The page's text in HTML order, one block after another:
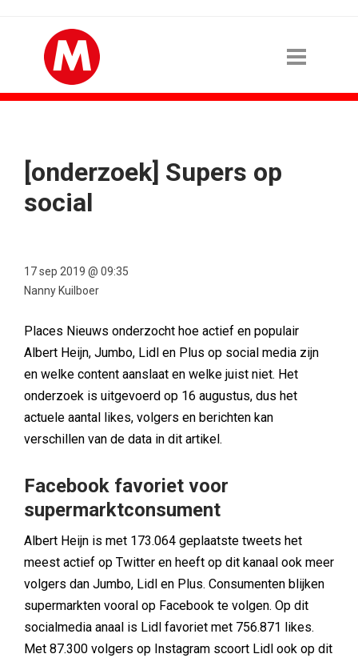
[onderzoek] Supers op
social
17 sep 2019 @ 09:35
Nanny Kuilboer
Places Nieuws onderzocht hoe actief en populair
Albert Heijn, Jumbo, Lidl en Plus op social media zijn
en welke content aanslaat en welke juist niet. Het
onderzoek is uitgevoerd op 16 augustus, dus het
actuele aantal likes, volgers en berichten kan
verschillen van de data in dit artikel.
Facebook favoriet voor
supermarktconsument
Albert Heijn is met 173.064 geplaatste tweets het
meest actief op Twitter en heeft op dit kanaal ook meer
volgers dan Jumbo, Lidl en Plus. Consumenten blijken
supermarkten vooral op Facebook te volgen. Op dit
socialmedia anaal is Lidl favoriet met 756.871 likes.
Met 87.300 volgers op Instagram scoort Lidl ook op dit